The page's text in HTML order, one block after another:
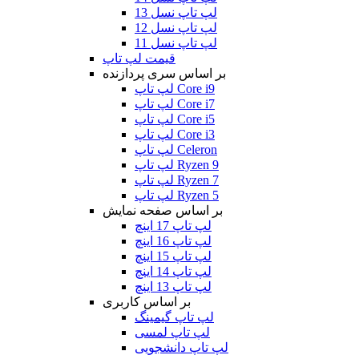
لپ تاپ نسل 13
لپ تاپ نسل 12
لپ تاپ نسل 11
قیمت لپ تاپ
بر اساس سری پردازنده
لپ تاپ Core i9
لپ تاپ Core i7
لپ تاپ Core i5
لپ تاپ Core i3
لپ تاپ Celeron
لپ تاپ Ryzen 9
لپ تاپ Ryzen 7
لپ تاپ Ryzen 5
بر اساس صفحه نمایش
لپ تاپ 17 اینچ
لپ تاپ 16 اینچ
لپ تاپ 15 اینچ
لپ تاپ 14 اینچ
لپ تاپ 13 اینچ
بر اساس کاربری
لپ تاپ گیمینگ
لپ تاپ لمسی
لپ تاپ دانشجویی